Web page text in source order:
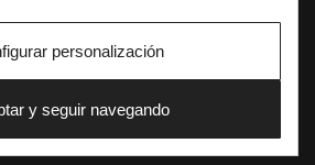
personalización
y seguir navegando